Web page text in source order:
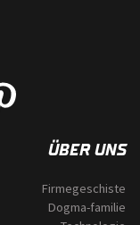
ÜBER UNS
Firmegeschiste
Dogma-familie